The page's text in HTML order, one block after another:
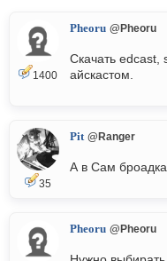
1400
Pheoru @Pheoru
Скачать edcast,
айскастом.
35
Pit @Ranger
А в Сам
Pheoru @Pheoru